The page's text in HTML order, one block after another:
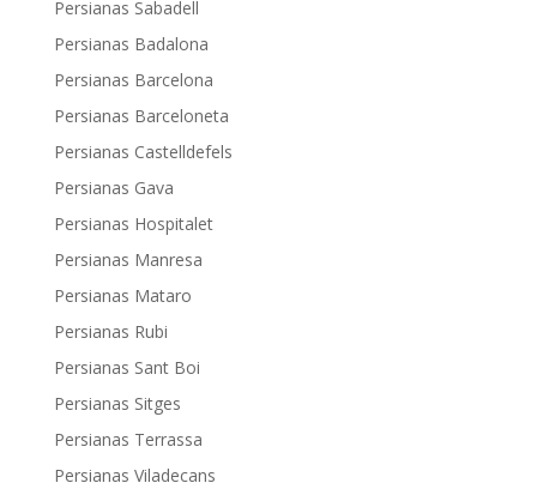
Persianas Sabadell
Persianas Badalona
Persianas Barcelona
Persianas Barceloneta
Persianas Castelldefels
Persianas Gava
Persianas Hospitalet
Persianas Manresa
Persianas Mataro
Persianas Rubi
Persianas Sant Boi
Persianas Sitges
Persianas Terrassa
Persianas Viladecans